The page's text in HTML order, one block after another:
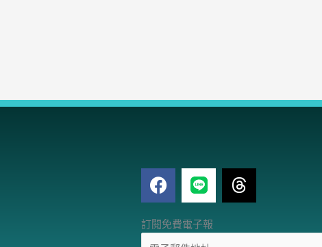
F
a
e
T
h
訂閱免費電子報
電